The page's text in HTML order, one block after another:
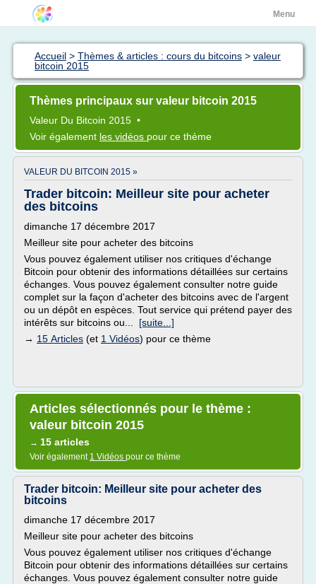
Menu
Accueil > Thèmes & articles : cours du bitcoins > valeur
bitcoin 2015
Thèmes principaux sur valeur bitcoin 2015
Valeur Du Bitcoin 2015 •
Voir également les vidéos pour ce thème
VALEUR DU BITCOIN 2015 »
Trader bitcoin: Meilleur site pour acheter
des bitcoins
dimanche 17 décembre 2017
Meilleur site pour acheter des bitcoins
Vous pouvez également utiliser nos critiques d'échange
Bitcoin pour obtenir des informations détaillées sur certains
échanges. Vous pouvez également consulter notre guide
complet sur la façon d'acheter des bitcoins avec de l'argent
ou un dépôt en espèces. Tout service qui prétend payer des
intérêts sur bitcoins ou... [suite...]
→ 15 Articles (et 1 Vidéos) pour ce thème
Articles sélectionnés pour le thème :
valeur bitcoin 2015
→ 15 articles
Voir également 1 Vidéos pour ce thème
Trader bitcoin: Meilleur site pour acheter des
bitcoins
dimanche 17 décembre 2017
Meilleur site pour acheter des bitcoins
Vous pouvez également utiliser nos critiques d'échange
Bitcoin pour obtenir des informations détaillées sur certains
échanges. Vous pouvez également consulter notre guide